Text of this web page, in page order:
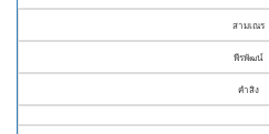
สามเณร
พีรพัฒน์
คำสิง